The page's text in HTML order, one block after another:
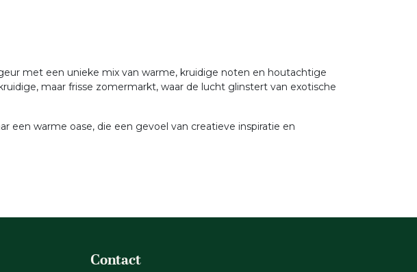
met een unieke mix van warme, kruidige noten en houtachtige
maar frisse zomermarkt, waar de lucht glinstert van exotische
een warme oase, die een gevoel van creatieve inspiratie en
Contact